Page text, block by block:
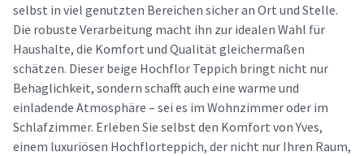
selbst in viel genutzten Bereichen sicher an Ort und Stelle.
Die robuste Verarbeitung macht ihn zur idealen Wahl für
Haushalte, die Komfort und Qualität gleichermaßen
schätzen. Dieser beige Hochflor Teppich bringt nicht nur
Behaglichkeit, sondern schafft auch eine warme und
einladende Atmosphäre – sei es im Wohnzimmer oder im
Schlafzimmer. Erleben Sie selbst den Komfort von Yves,
einem luxuriösen Hochflorteppich, der nicht nur Ihren Raum,